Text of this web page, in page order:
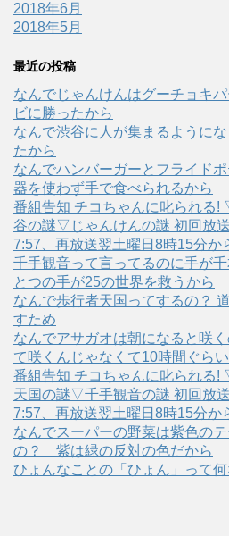
2018年6月
2018年5月
最近の投稿
なんでじゃんけんはグーチョキ
ビに勝ったから
なんで渋谷に人が集まるように
たから
なんでハンバーガーとフライド
器を使わず手で食べられるから
番組告知 チコちゃんに叱られ
谷の謎▽じゃんけんの謎 初回放
7:57、再放送翌土曜日8時15分か
千手観音って言ってるのに手が
とつの手が25の世界を救うから
なんで歩行者天国ってするの？
すため
なんでアサガオは朝になると咲
て咲くんじゃなくて10時間ぐら
番組告知 チコちゃんに叱られ
天国の謎▽千手観音の謎 初回放
7:57、再放送翌土曜日8時15分か
なんでスーパーの野菜は紫色の
の？ 紫は緑の反対の色だから
ひょんなことの「ひょん」って